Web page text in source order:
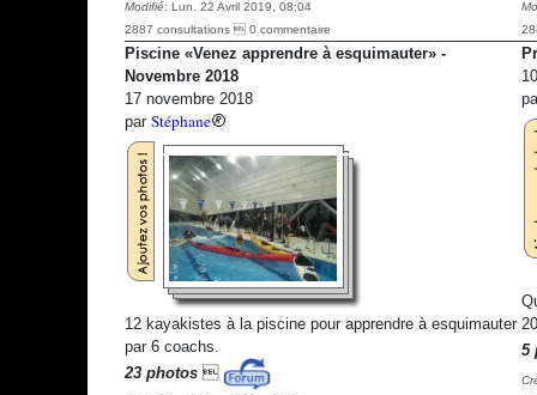
Modifié: Lun. 22 Avril 2019, 08:04
2887 consultations  0 commentaire
Piscine «Venez apprendre à esquimauter» -
Novembre 2018
17 novembre 2018
par Stéphane
12 kayakistes à la piscine pour apprendre à esquimauter
par 6 coachs.
23 photos
5